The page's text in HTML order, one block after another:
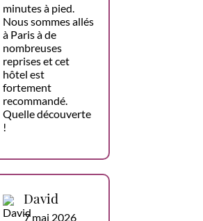
minutes à pied.
Nous sommes allés
à Paris à de
nombreuses
reprises et cet
hôtel est
fortement
recommandé.
Quelle découverte
!
David
7 mai 2026